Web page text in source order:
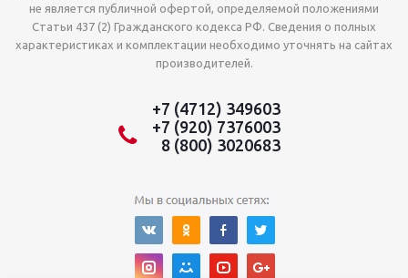
не является публичной офертой, определяемой положениями
Статьи 437 (2) Гражданского кодекса РФ. Сведения о полных
характеристиках и комплектации необходимо уточнять на сайтах
производителей.
+7 (4712) 349603
+7 (920) 7376003
8 (800) 3020683